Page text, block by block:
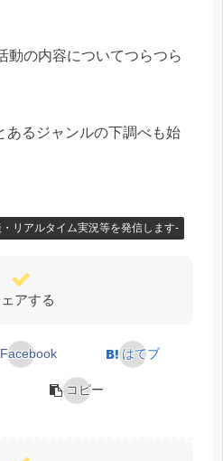
動の内容についてつらつら
あるジャンルの下調べも始
リアルタイム実況等を発信します-
アする
Facebook はてブ
コピー